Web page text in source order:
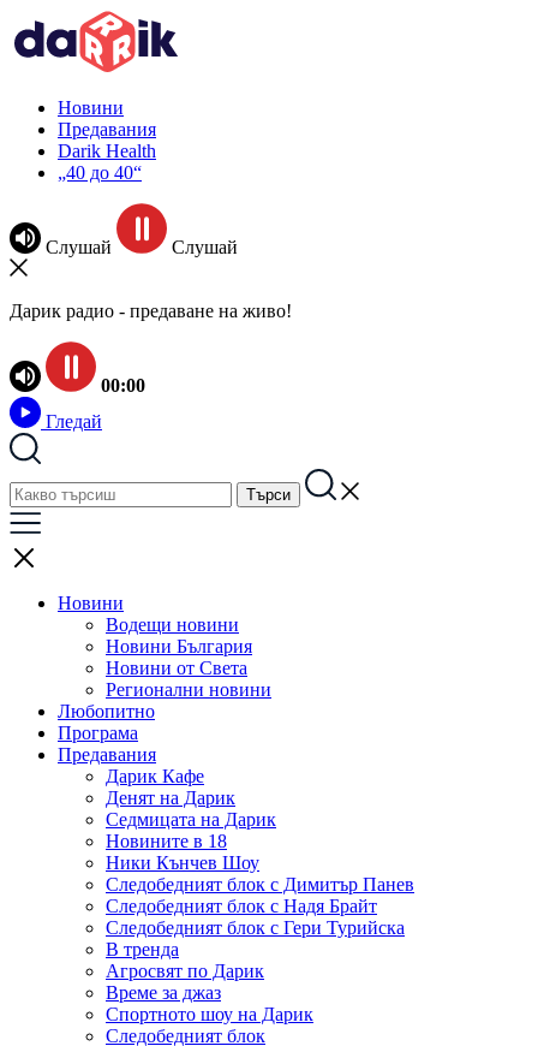
Новини
Предавания
Darik Health
„40 до 40“
Слушай Слушай
Дарик радио - предаване на живо!
00:00
Гледай
Новини
Водещи новини
Новини България
Новини от Света
Регионални новини
Любопитно
Програма
Предавания
Дарик Кафе
Денят на Дарик
Седмицата на Дарик
Новините в 18
Ники Кънчев Шоу
Следобедният блок с Димитър Панев
Следобедният блок с Надя Брайт
Следобедният блок с Гери Турийска
В тренда
Агросвят по Дарик
Време за джаз
Спортното шоу на Дарик
Следобедният блок